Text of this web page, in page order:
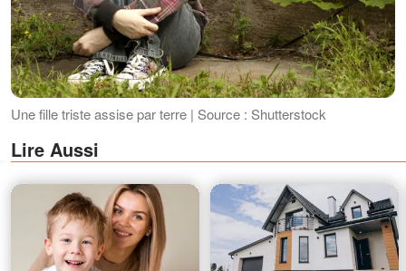
Une fille triste assise par terre | Source : Shutterstock
Lire Aussi